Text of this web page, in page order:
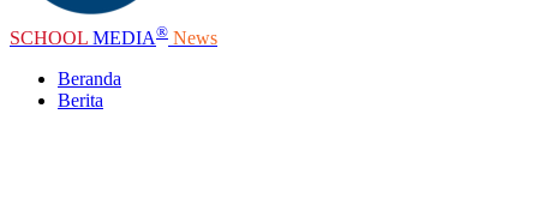
SCHOOL MEDIA® News
Beranda
Berita